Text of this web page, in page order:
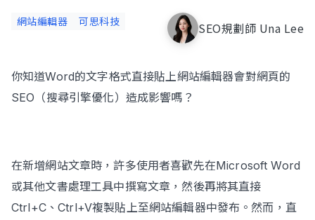
架設流程
執行報告 / 策略解析
立即諮詢
網站編輯器 可思科技 SEO規劃師 Una Lee
你知道Word的文字格式直接貼上網站編輯器會對網頁的
SEO（搜尋引擎優化）造成影響嗎？
在新增網站文章時，許多使用者喜歡先在Microsoft Word
或其他文書處理工具中撰寫文章，然後再將其直接
Ctrl+C、Ctrl+V複製貼上至網站編輯器中發布。然而，直